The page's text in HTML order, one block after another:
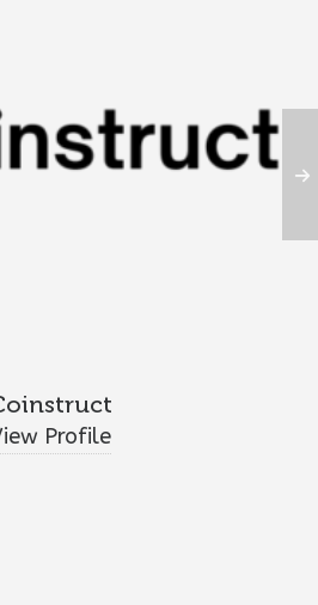
Profile